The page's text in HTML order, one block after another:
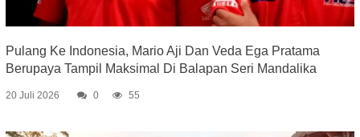
Pulang Ke Indonesia, Mario Aji Dan Veda Ega Pratama
Berupaya Tampil Maksimal Di Balapan Seri Mandalika
20 Juli 2026 0 55